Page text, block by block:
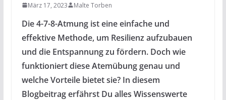
März 17, 2023 Malte Torben
Die 4-7-8-Atmung ist eine einfache und
effektive Methode, um Resilienz aufzubauen
und die Entspannung zu fördern. Doch wie
funktioniert diese Atemübung genau und
welche Vorteile bietet sie? In diesem
Blogbeitrag erfährst Du alles Wissenswerte